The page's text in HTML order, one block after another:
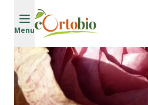
Vai al contenuto principale
Menu